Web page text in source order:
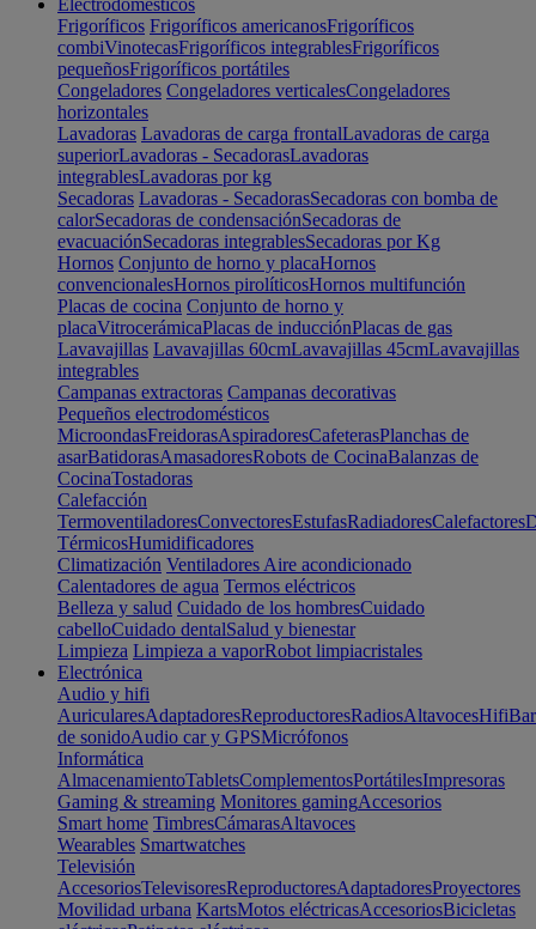
Electrodomésticos
Frigoríficos Frigoríficos americanosFrigoríficos
combiVinotecasFrigoríficos integrablesFrigoríficos
pequeñosFrigoríficos portátiles
Congeladores Congeladores verticalesCongeladores
horizontales
Lavadoras Lavadoras de carga frontalLavadoras de carga
superiorLavadoras - SecadorasLavadoras
integrablesLavadoras por kg
Secadoras Lavadoras - SecadorasSecadoras con bomba de
calorSecadoras de condensaciónSecadoras de
evacuaciónSecadoras integrablesSecadoras por Kg
Hornos Conjunto de horno y placaHornos
convencionalesHornos pirolíticosHornos multifunción
Placas de cocina Conjunto de horno y
placaVitrocerámicaPlacas de inducciónPlacas de gas
Lavavajillas Lavavajillas 60cmLavavajillas 45cmLavavajillas
integrables
Campanas extractoras Campanas decorativas
Pequeños electrodomésticos
MicroondasFreidorasAspiradoresCafeterasPlanchas de
asarBatidorasAmasadoresRobots de CocinaBalanzas de
CocinaTostadoras
Calefacción
TermoventiladoresConvectoresEstufasRadiadoresCalefactores
TérmicosHumidificadores
Climatización Ventiladores Aire acondicionado
Calentadores de agua Termos eléctricos
Belleza y salud Cuidado de los hombresCuidado
cabelloCuidado dentalSalud y bienestar
Limpieza Limpieza a vaporRobot limpiacristales
Electrónica
Audio y hifi
AuricularesAdaptadoresReproductoresRadiosAltavocesHifi
de sonidoAudio car y GPSMicrófonos
Informática
AlmacenamientoTabletsComplementosPortátilesImpresoras
Gaming & streaming Monitores gamingAccesorios
Smart home TimbresCámarasAltavoces
Wearables Smartwatches
Televisión
AccesoriosTelevisoresReproductoresAdaptadoresProyectores
Movilidad urbana KartsMotos eléctricasAccesoriosBicicletas